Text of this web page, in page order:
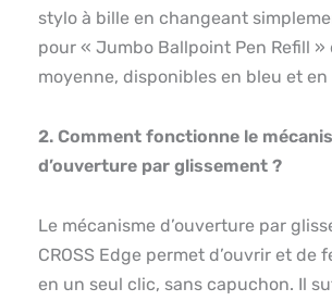
stylo à bille en changeant
pour « Jumbo Ballpoint Pen Refill »
moyenne, disponibles en bleu et en
2. Comment fonctionne le
d’ouverture par glissement ?
Le mécanisme d’ouverture par
CROSS Edge permet d’ouvrir et de
en un seul clic, sans capuchon. Il